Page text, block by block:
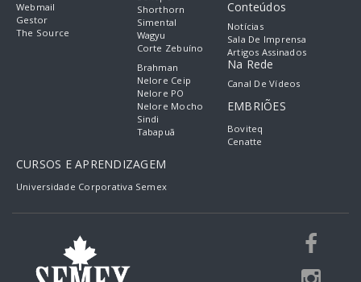
Webmail
Gestor
The Source
Shorthorn
Simental
Wagyu
Corte Zebuíno
Brahman
Nelore Ceip
Nelore PO
Nelore Mocho
Sindi
Tabapuã
Conteúdos
Notícias
Sala De Imprensa
Artigos Assinados
Na Rede
Canal De Vídeos
EMBRIÕES
Boviteq
Cenatte
CURSOS E APRENDIZAGEM
Universidade Corporativa Semex